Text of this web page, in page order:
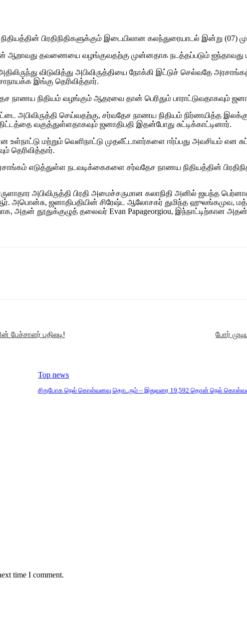
பிரதிநிதிகளுக்கும் இடையிலான கலந்துரையாடல் இன்று
ஆறாவது தவணையை வழங்குவதற்கு முன்னதாக நடத்தப்படும்
விடுவித்து அபிவிருத்தியை நோக்கி இட்டுச் செல்வதே
இங்கு தெரிவித்தார்.
நிதியம் வழங்கும் ஆதரவை தான் பெரிதும் பாராட்டுவதாகவும்
அபிவிருத்தி செய்வதற்கு, சர்வதேச நாணய நிதியம் நிர்ணயித்த
வகுத்துள்ளதாகவும் ஜனாதிபதி இதன்போது சுட்டிக்காட்டினார்.
மற்றும் வெளிநாட்டு முதலீட்டாளர்களை ஈர்ப்பது அவசியம் என
தெரிவித்தார்.
எடுத்துள்ள நடவடிக்கைகளை சர்வதேச நாணய நிதியத்தின்
அபிவிருத்தி பிரதி அமைச்சருமான கலாநிதி அனில் ஜயந்த
அபொன்சு, ஜனாதிபதியின் சிரேஷ்ட ஆலோசகர் துமிந்த ஹுலங்கமுவ,
அதன் தூதுக்குழுத் தலைவர் Evan Papageorgiou, இந்நாட்டிற்கான அதன்
பேச்சாளர் பதிலடி! போர்
Top news
சிறுபோக நெல் கொள்வனவு தொடரும் – இதுவரை 19,592 தொன் நெல்
time I comment.